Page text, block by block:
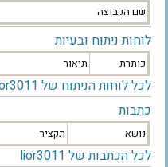
שם הקבוצה
לוחות ניתוח ובעיות
כותרת תיאור
לכל לוחות הניתוח של lior3011
כתבות
נושא תקציר
לכל הכתבות של lior3011